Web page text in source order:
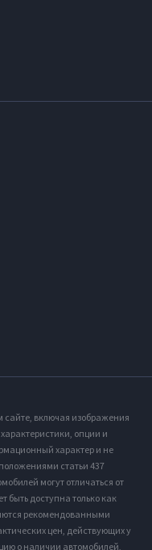
включая изображения
опции и
характер и не
статьи 437
могут отличаться от
быть доступна только как
рекомендованными
цен, действующих у
о наличии автомобилей,